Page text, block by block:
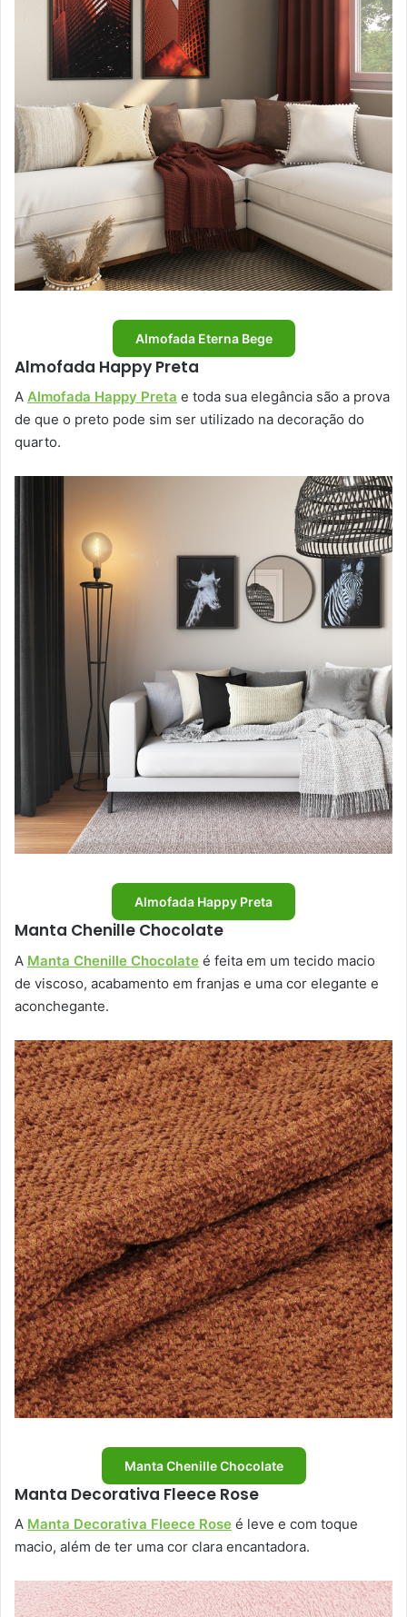
Almofada Eterna Bege
Almofada Happy Preta
A Almofada Happy Preta e toda sua elegância são a prova
de que o preto pode sim ser utilizado na decoração do
quarto.
Almofada Happy Preta
Manta Chenille Chocolate
A Manta Chenille Chocolate é feita em um tecido macio
de viscoso, acabamento em franjas e uma cor elegante e
aconchegante.
Manta Chenille Chocolate
Manta Decorativa Fleece Rose
A Manta Decorativa Fleece Rose é leve e com toque
macio, além de ter uma cor clara encantadora.